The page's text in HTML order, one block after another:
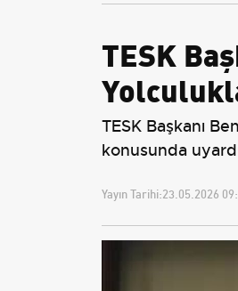
TESK
TESK Başkanı
konusunda
Yayın Tarihi:23.05.2026